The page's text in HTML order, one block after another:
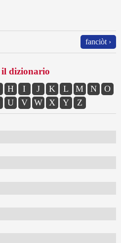
fanciòt ›
il dizionario
H I J K L M N
O
U V W X Y Z